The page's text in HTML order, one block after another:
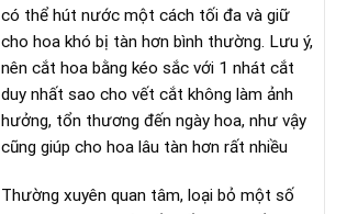
có thể hút nước một cách tối đa và giữ
cho hoa khó bị tàn hơn bình thường. Lưu ý,
nên cắt hoa bằng kéo sắc với 1 nhát cắt
duy nhất sao cho vết cắt không làm ảnh
hưởng, tổn thương đến ngày hoa, như vậy
cũng giúp cho hoa lâu tàn hơn rất nhiều
Thường xuyên quan tâm, loại bỏ một số